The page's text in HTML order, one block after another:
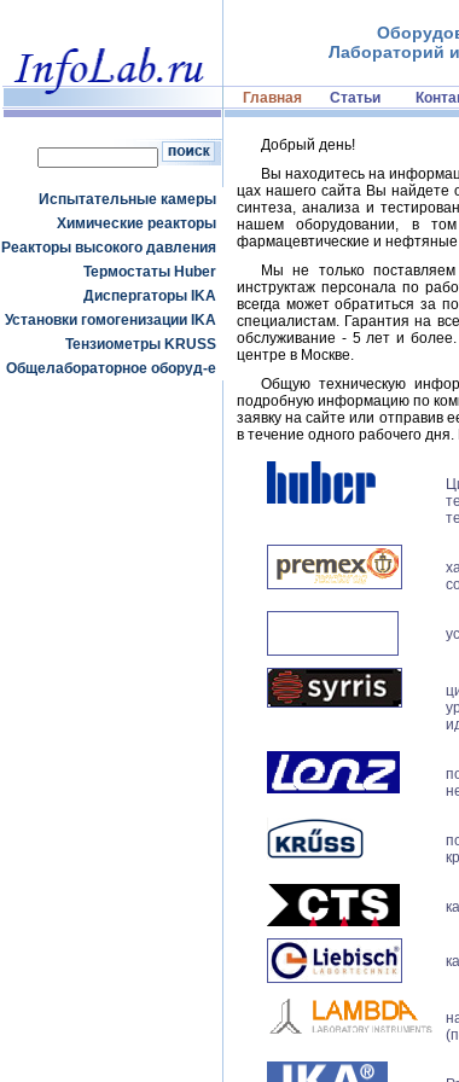
Лабораторий
Главная Статьи
Испытательные камеры
Химические реакторы
Реакторы высокого давления
Термостаты Huber
Диспергаторы IKA
Установки гомогенизации IKA
Тензиометры KRUSS
Общелабораторное оборуд-е
Добрый день!
Вы находитесь на
цах нашего сайта Вы найдете
синтеза, анализа и
нашем оборудовании, в том
фармацевтические и нефтяные
Мы не только
инструктаж персонала по
всегда может обратиться за
специалистам. Гарантия на
обслуживание - 5 лет и
центре в Москве.
Общую техническую
подробную информацию по
заявку на сайте или отправив
в течение одного рабочего